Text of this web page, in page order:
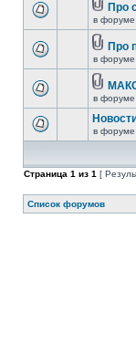
Про
в форуме
Про
в форуме
в форуме
в форуме
Страница 1 из 1 [
Список форумов